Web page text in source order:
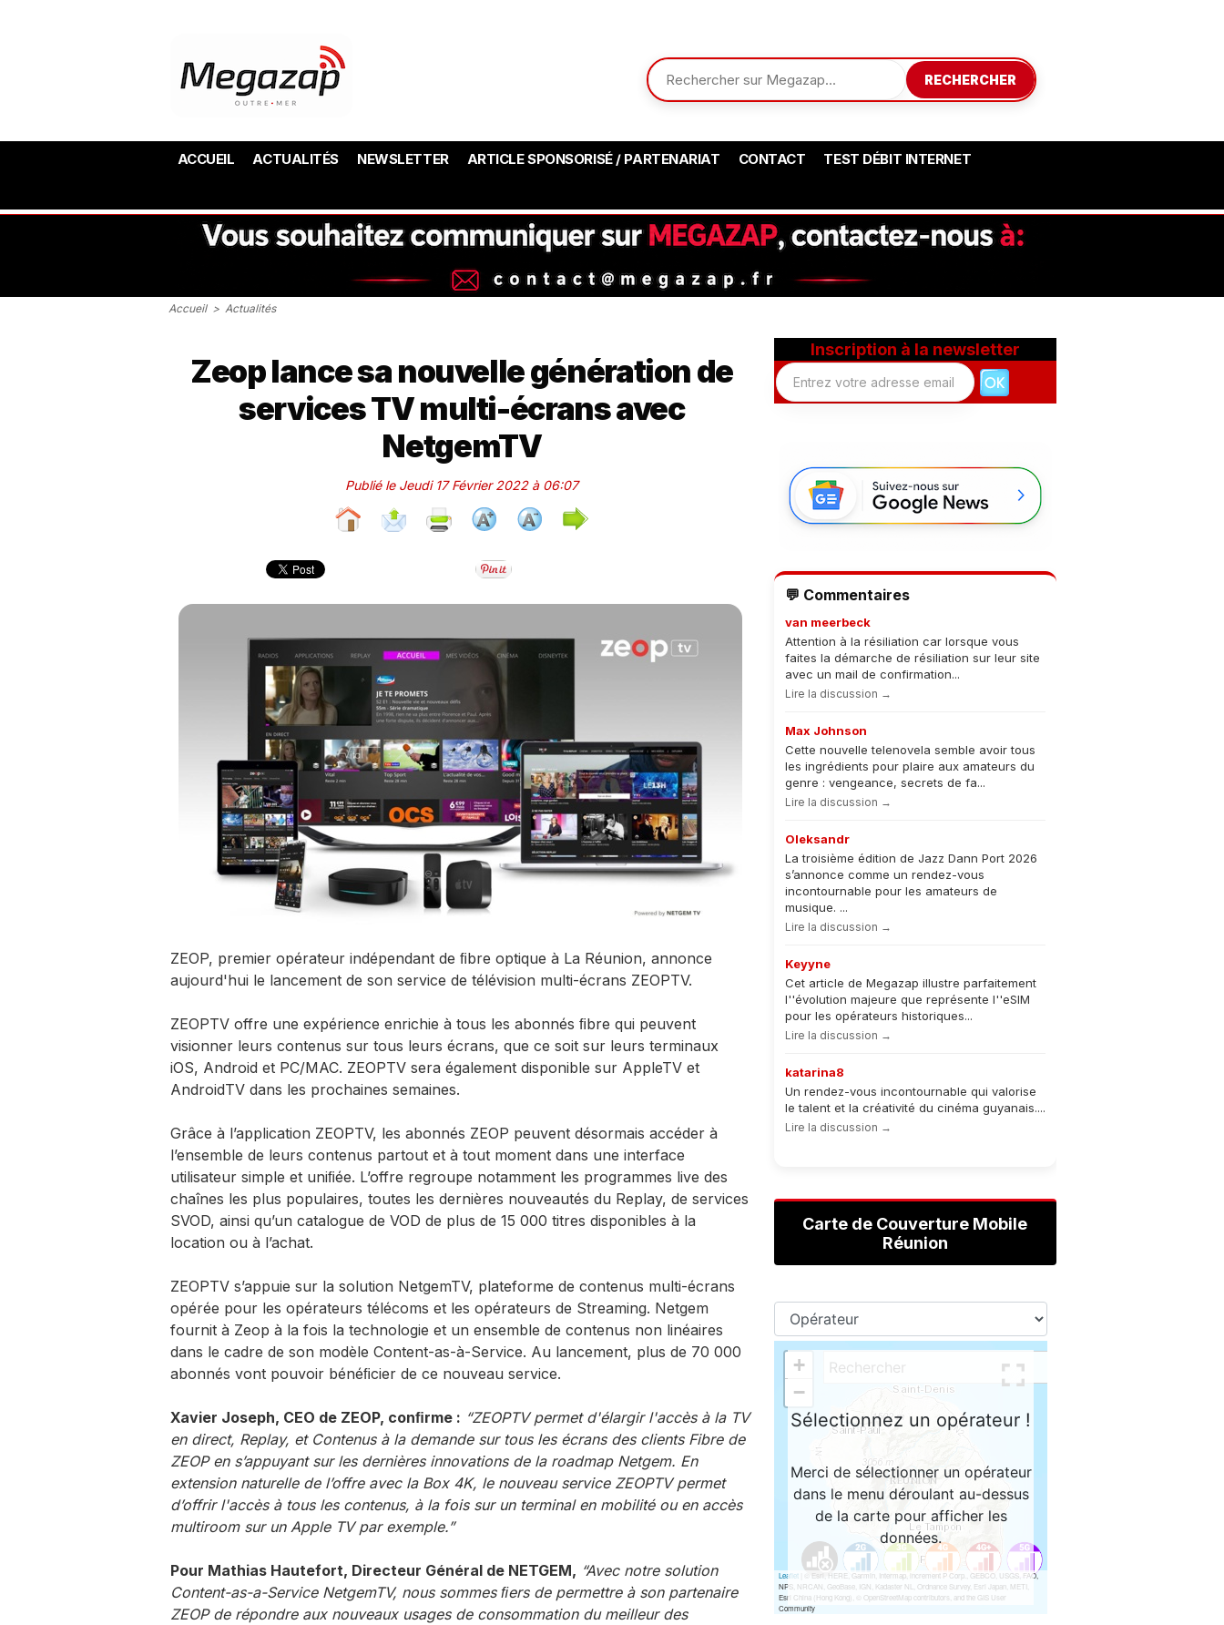
RECHERCHER
ACCUEIL ACTUALITÉS NEWSLETTER ARTICLE SPONSORISÉ / PARTENARIAT CONTACT TEST DÉBIT INTERNET
Accueil > Actualités
Zeop lance sa nouvelle génération de
services TV multi-écrans avec
NetgemTV
Publié le Jeudi 17 Février 2022 à 06:07
ZEOP, premier opérateur indépendant de ﬁbre optique à La Réunion, annonce
aujourd'hui le lancement de son service de télévision multi-écrans ZEOPTV.
ZEOPTV offre une expérience enrichie à tous les abonnés ﬁbre qui peuvent
visionner leurs contenus sur tous leurs écrans, que ce soit sur leurs terminaux
iOS, Android et PC/MAC. ZEOPTV sera également disponible sur AppleTV et
AndroidTV dans les prochaines semaines.
Grâce à l’application ZEOPTV, les abonnés ZEOP peuvent désormais accéder à
l’ensemble de leurs contenus partout et à tout moment dans une interface
utilisateur simple et uniﬁée. L’offre regroupe notamment les programmes live des
chaînes les plus populaires, toutes les dernières nouveautés du Replay, de services
SVOD, ainsi qu’un catalogue de VOD de plus de 15 000 titres disponibles à la
location ou à l’achat.
ZEOPTV s’appuie sur la solution NetgemTV, plateforme de contenus multi-écrans
opérée pour les opérateurs télécoms et les opérateurs de Streaming. Netgem
fournit à Zeop à la fois la technologie et un ensemble de contenus non linéaires
dans le cadre de son modèle Content-as-à-Service. Au lancement, plus de 70 000
abonnés vont pouvoir bénéﬁcier de ce nouveau service.
Xavier Joseph, CEO de ZEOP, conﬁrme : “ZEOPTV permet d'élargir l'accès à la TV
en direct, Replay, et Contenus à la demande sur tous les écrans des clients Fibre de
ZEOP en s’appuyant sur les dernières innovations de la roadmap Netgem. En
extension naturelle de l’offre avec la Box 4K, le nouveau service ZEOPTV permet
d’offrir l'accès à tous les contenus, à la fois sur un terminal en mobilité ou en accès
multiroom sur un Apple TV par exemple.”
Pour Mathias Hautefort, Directeur Général de NETGEM, “Avec notre solution
Content-as-a-Service NetgemTV, nous sommes ﬁers de permettre à son partenaire
ZEOP de répondre aux nouveaux usages de consommation du meilleur des
Inscription à la newsletter
💬 Commentaires
van meerbeck
Attention à la résiliation car lorsque vous
faites la démarche de résiliation sur leur site
avec un mail de confirmation...
Lire la discussion →
Max Johnson
Cette nouvelle telenovela semble avoir tous
les ingrédients pour plaire aux amateurs du
genre : vengeance, secrets de fa...
Lire la discussion →
Oleksandr
La troisième édition de Jazz Dann Port 2026
s’annonce comme un rendez-vous
incontournable pour les amateurs de
musique. ...
Lire la discussion →
Keyyne
Cet article de Megazap illustre parfaitement
l''évolution majeure que représente l''eSIM
pour les opérateurs historiques...
Lire la discussion →
katarina8
Un rendez-vous incontournable qui valorise
le talent et la créativité du cinéma guyanais....
Lire la discussion →
Carte de Couverture Mobile
Réunion